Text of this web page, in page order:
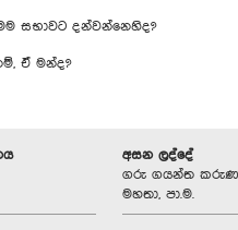
සභාවට දන්වන්නෙහිද?
ඒ මන්ද?
අසන ලද්දේ
ගරු ගයන්ත
මහතා, පා.ම.